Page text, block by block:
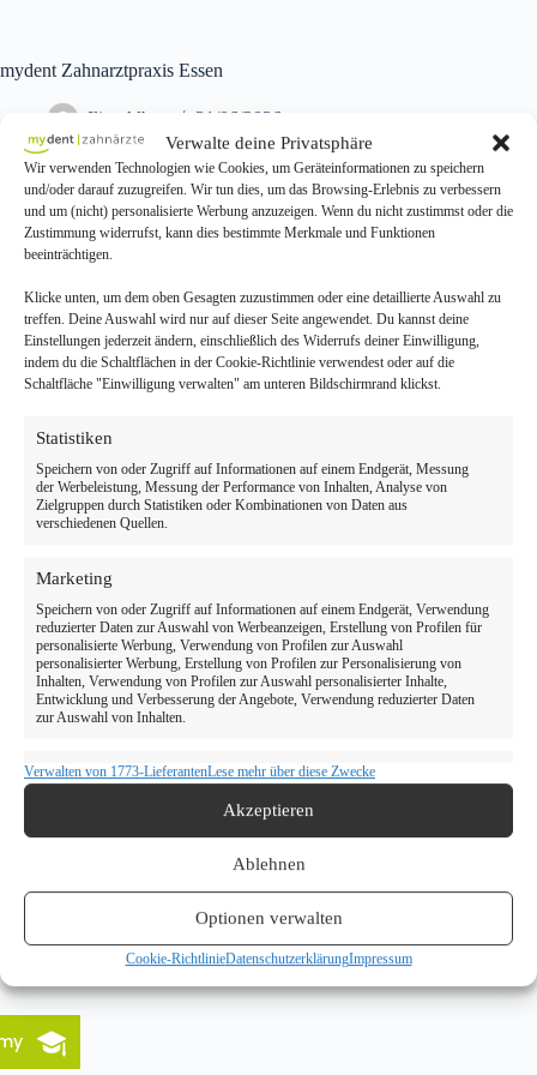
Verwalte deine Privatsphäre
Wir verwenden Technologien wie Cookies, um Geräteinformationen zu speichern
und/oder darauf zuzugreifen. Wir tun dies, um das Browsing-Erlebnis zu verbessern
und um (nicht) personalisierte Werbung anzuzeigen. Wenn du nicht zustimmst oder die
Zustimmung widerrufst, kann dies bestimmte Merkmale und Funktionen
beeinträchtigen.
Klicke unten, um dem oben Gesagten zuzustimmen oder eine detaillierte Auswahl zu
treffen. Deine Auswahl wird nur auf dieser Seite angewendet. Du kannst deine
Einstellungen jederzeit ändern, einschließlich des Widerrufs deiner Einwilligung,
indem du die Schaltflächen in der Cookie-Richtlinie verwendest oder auf die
Schaltfläche "Einwilligung verwalten" am unteren Bildschirmrand klickst.
Statistiken
Speichern von oder Zugriff auf Informationen auf einem Endgerät, Messung
der Werbeleistung, Messung der Performance von Inhalten, Analyse von
Zielgruppen durch Statistiken oder Kombinationen von Daten aus
verschiedenen Quellen.
Marketing
Speichern von oder Zugriff auf Informationen auf einem Endgerät, Verwendung
reduzierter Daten zur Auswahl von Werbeanzeigen, Erstellung von Profilen für
personalisierte Werbung, Verwendung von Profilen zur Auswahl
personalisierter Werbung, Erstellung von Profilen zur Personalisierung von
Inhalten, Verwendung von Profilen zur Auswahl personalisierter Inhalte,
Entwicklung und Verbesserung der Angebote, Verwendung reduzierter Daten
zur Auswahl von Inhalten.
Eigenschaften
Abgleichung und Kombination von Daten aus unterschiedlichen
Quellen, Verknüpfung verschiedener Endgeräte, Identifikation von
Endgeräten anhand automatisch übermittelter Informationen.
Verwendung genauer Standortdaten, Geräte anhand von
aktiv angeforderten Informationen identifizieren.
Gewährleistung der Sicherheit, Verhinderung und
Aufdeckung von Betrug und Fehlerbehebung,
Bereitstellung und Anzeige von Werbung und
Inhalten, Ihre Entscheidungen zum Datenschutz
speichern und übermitteln.
Verwalten von 1773-LieferantenLese mehr über diese Zwecke
Akzeptieren
Ablehnen
Optionen verwalten
Cookie-RichtlinieDatenschutzerklärungImpressum
mydent Zahnarztpraxis Essen
Ilias Albay 21/06/2026
Ihre Zahnarztpraxis in Essen: Als erfahrener Zahnarzt Essen bietet das
mydent-Team hochwertige Veneers, Prophylaxe und Zahnerhalt. Wir
kombinieren ästhetische Zahnheilkunde mit moderner Diagnostik.
Vereinbaren Sie jetzt Ihren Termin bei Ihrem Zahnarzt in Essen.